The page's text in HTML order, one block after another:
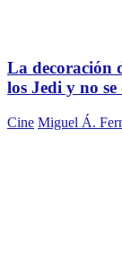
La decoración
los Jedi y no
Cine Miguel Á.